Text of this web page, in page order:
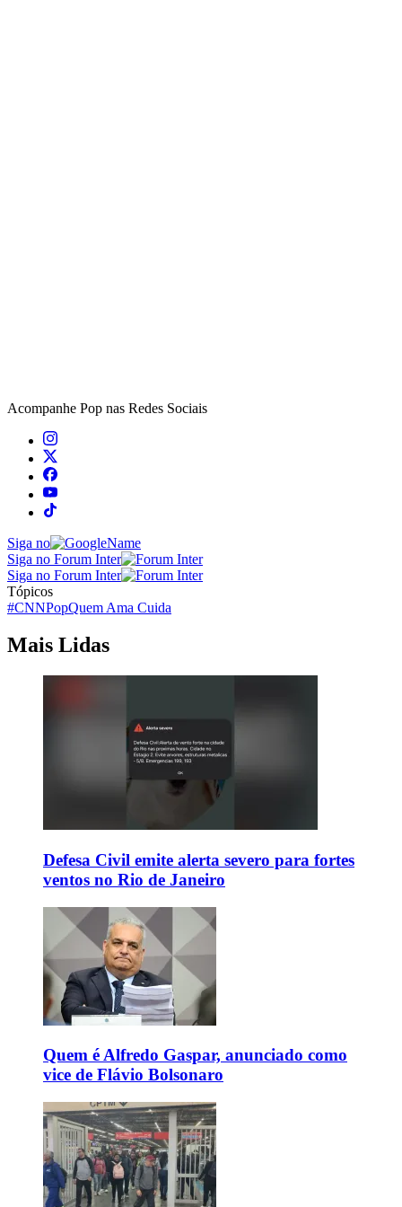
Acompanhe Pop nas Redes Sociais
Siga no
Siga no Forum Inter
Siga no Forum Inter
Tópicos
#CNNPopQuem Ama Cuida
Mais Lidas
Defesa Civil emite alerta severo para fortes
ventos no Rio de Janeiro
Quem é Alfredo Gaspar, anunciado como
vice de Flávio Bolsonaro